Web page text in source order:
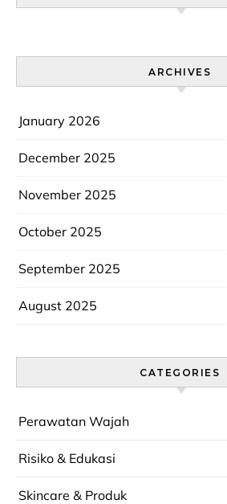
ARCHIVES
January 2026
December 2025
November 2025
October 2025
September 2025
August 2025
CATEGORIES
Perawatan Wajah
Risiko & Edukasi
Skincare & Produk